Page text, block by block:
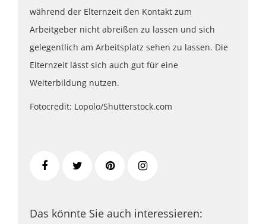
während der Elternzeit den Kontakt zum
Arbeitgeber nicht abreißen zu lassen und sich
gelegentlich am Arbeitsplatz sehen zu lassen. Die
Elternzeit lässt sich auch gut für eine
Weiterbildung nutzen.
Fotocredit: Lopolo/Shutterstock.com
Das könnte Sie auch interessieren: